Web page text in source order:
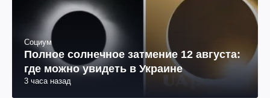
Социум
Полное солнечное затмение 12 августа:
где можно увидеть в Украине
3 часа назад